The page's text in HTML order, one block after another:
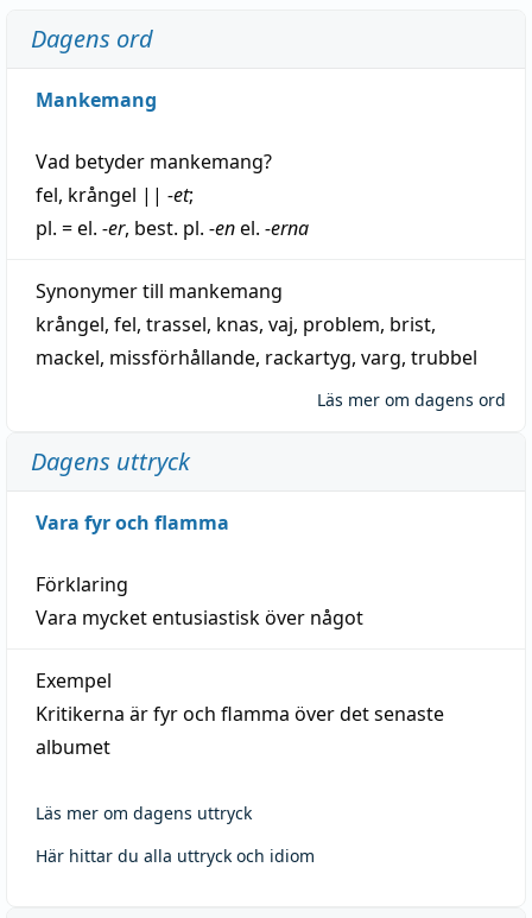
Dagens ord
Mankemang
Vad betyder mankemang?
fel, krångel || -et;
pl. = el. -er, best. pl. -enel. -erna
Synonymer till mankemang
krångel, fel, trassel, knas, vaj, problem, brist,
mackel, missförhållande, rackartyg, varg, trubbel
Läs mer om dagens ord
Dagens uttryck
Vara fyr och flamma
Förklaring
Vara mycket entusiastisk över något
Exempel
Kritikerna är fyr och flamma över det senaste
albumet
Läs mer om dagens uttryck
Här hittar du alla uttryck och idiom